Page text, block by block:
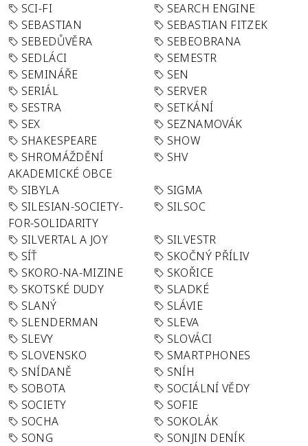
SCI-FI
SEARCH ENGINE
SEBASTIAN
SEBASTIAN FITZEK
SEBEDŮVĚRA
SEBEOBRANA
SEDLÁCI
SEMESTR
SEMINÁŘE
SEN
SERIÁL
SERVER
SESTRA
SETKÁNÍ
SEX
SEZNAMOVÁK
SHAKESPEARE
SHOW
SHROMÁŽDĚNÍ
AKADEMICKÉ OBCE
SHV
SIBYLA
SIGMA
SILESIAN-SOCIETY-
FOR-SOLIDARITY
SILSOC
SILVERTAL A JOY
SILVESTR
SÍŤ
SKOČNÝ PŘÍLIV
SKORO-NA-MIZINE
SKOŘICE
SKOTSKÉ DUDY
SLADKÉ
SLANÝ
SLÁVIE
SLENDERMAN
SLEVA
SLEVY
SLOVÁCI
SLOVENSKO
SMARTPHONES
SNÍDANĚ
SNÍH
SOBOTA
SOCIÁLNÍ VĚDY
SOCIETY
SOFIE
SOCHA
SOKOLÁK
SONG
SONJIN DENÍK